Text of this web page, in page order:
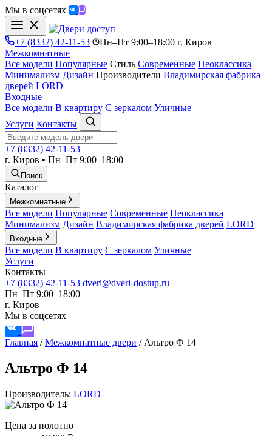
Мы в соцсетях
+7 (8332) 42-11-53
Пн–Пт 9:00–18:00 г. Киров
Межкомнатные
Все модели Популярные Стиль Современные Неоклассика
Минимализм Дизайн Производители Владимирская фабрика
дверей LORD
Входные
Все модели В квартиру С зеркалом Уличные
Услуги Контакты
+7 (8332) 42-11-53
г. Киров • Пн–Пт 9:00–18:00
Поиск
Каталог
Межкомнатные
Все модели Популярные Современные Неоклассика
Минимализм Дизайн Владимирская фабрика дверей LORD
Входные
Все модели В квартиру С зеркалом Уличные
Услуги
Контакты
+7 (8332) 42-11-53 dveri@dveri-dostup.ru
Пн–Пт 9:00–18:00
г. Киров
Мы в соцсетях
Главная / Межкомнатные двери / Альтро Ф 14
Альтро Ф 14
Производитель: LORD
Цена за полотно